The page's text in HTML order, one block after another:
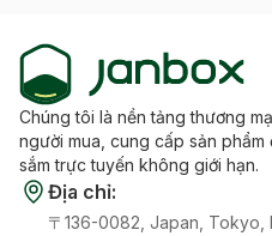
Chúng tôi là nền tảng thương
người mua, cung cấp sản phẩm
sắm trực tuyến không giới hạn.
Địa chỉ:
〒136-0082, Japan, Tokyo,